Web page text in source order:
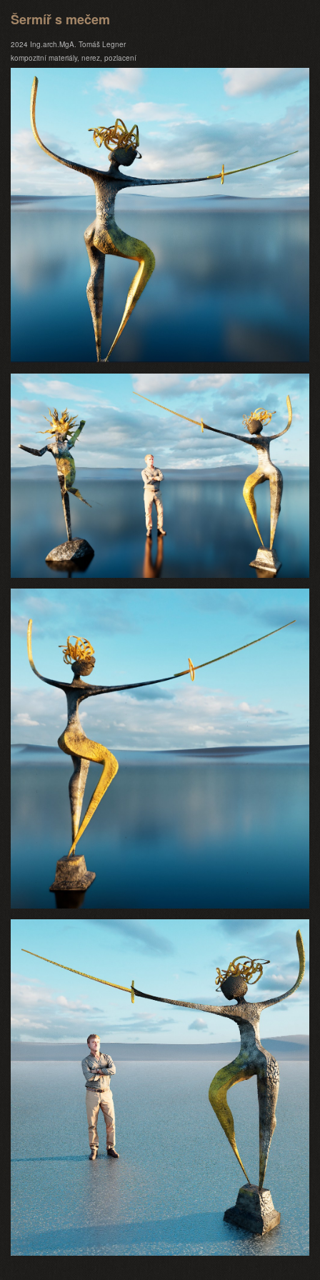
Šermíř s mečem
2024 Ing.arch.MgA. Tomáš Legner
kompozitní materiály, nerez, pozlacení